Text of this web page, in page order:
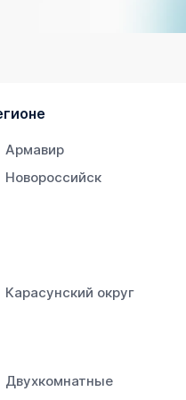
Армавир
Новороссийск
Карасунский округ
Двухкомнатные